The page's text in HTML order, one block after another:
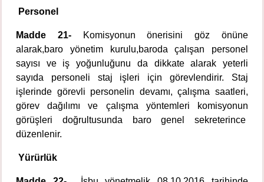
Personel
Madde 21-Komisyonun önerisini göz önüne
alarak,baro yönetim kurulu,baroda çalışan personel
sayısı ve iş yoğunluğunu da dikkate alarak yeterli
sayıda personeli staj işleri için görevlendirir. Staj
işlerinde görevli personelin devamı, çalışma saatleri,
görev dağılımı ve çalışma yöntemleri komisyonun
görüşleri doğrultusunda baro genel sekreterince
düzenlenir.
Yürürlük